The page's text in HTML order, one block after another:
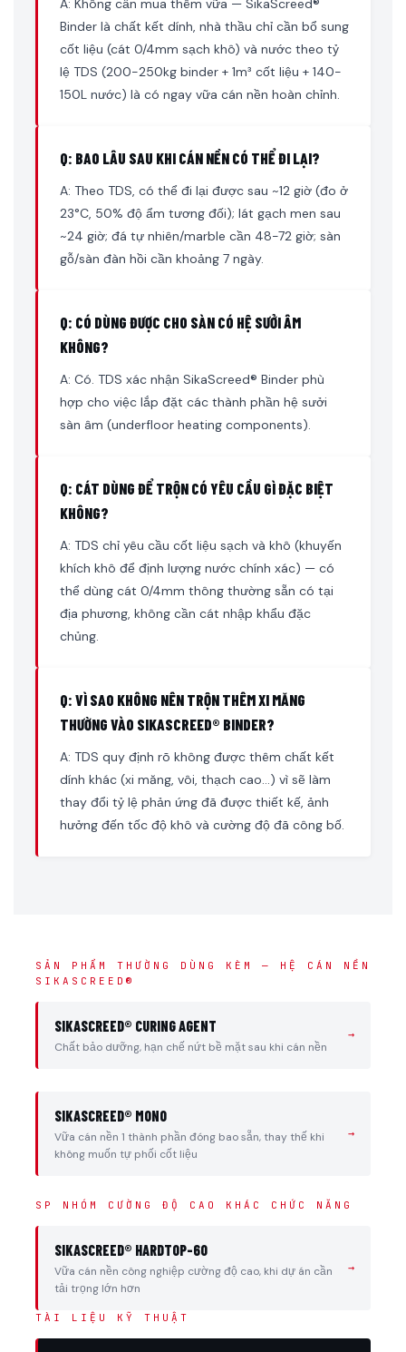
A: Không cần mua thêm vữa — SikaScreed®
Binder là chất kết dính, nhà thầu chỉ cần bổ sung
cốt liệu (cát 0/4mm sạch khô) và nước theo tỷ
lệ TDS (200-250kg binder + 1m³ cốt liệu + 140-
150L nước) là có ngay vữa cán nền hoàn chỉnh.
Q: BAO LÂU SAU KHI CÁN NỀN CÓ THỂ ĐI LẠI?
A: Theo TDS, có thể đi lại được sau ~12 giờ (đo ở
23°C, 50% độ ẩm tương đối); lát gạch men sau
~24 giờ; đá tự nhiên/marble cần 48-72 giờ; sàn
gỗ/sàn đàn hồi cần khoảng 7 ngày.
Q: CÓ DÙNG ĐƯỢC CHO SÀN CÓ HỆ SƯỞI ÂM
KHÔNG?
A: Có. TDS xác nhận SikaScreed® Binder phù
hợp cho việc lắp đặt các thành phần hệ sưởi
sàn âm (underfloor heating components).
Q: CÁT DÙNG ĐỂ TRỘN CÓ YÊU CẦU GÌ ĐẶC BIỆT
KHÔNG?
A: TDS chỉ yêu cầu cốt liệu sạch và khô (khuyến
khích khô để định lượng nước chính xác) — có
thể dùng cát 0/4mm thông thường sẵn có tại
địa phương, không cần cát nhập khẩu đặc
chủng.
Q: VÌ SAO KHÔNG NÊN TRỘN THÊM XI MĂNG
THƯỜNG VÀO SIKASCREED® BINDER?
A: TDS quy định rõ không được thêm chất kết
dính khác (xi măng, vôi, thạch cao…) vì sẽ làm
thay đổi tỷ lệ phản ứng đã được thiết kế, ảnh
hưởng đến tốc độ khô và cường độ đã công bố.
SẢN PHẨM THƯỜNG DÙNG KÈM — HỆ CÁN NỀN
SIKASCREED®
SIKASCREED® CURING AGENT
Chất bảo dưỡng, hạn chế nứt bề mặt sau khi cán nền
→
SIKASCREED® MONO
Vữa cán nền 1 thành phần đóng bao sẵn, thay thế khi
không muốn tự phối cốt liệu
→
SP NHÓM CƯỜNG ĐỘ CAO KHÁC CHỨC NĂNG
SIKASCREED® HARDTOP-60
Vữa cán nền công nghiệp cường độ cao, khi dự án cần
tải trọng lớn hơn
→
TÀI LIỆU KỸ THUẬT